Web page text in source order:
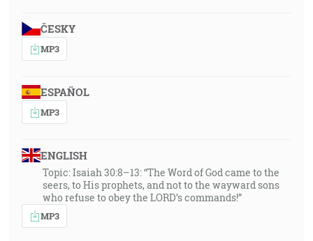
ČESKY
MP3
ESPAÑOL
MP3
ENGLISH
Topic: Isaiah 30:8–13: “The Word of God came to the
seers, to His prophets, and not to the wayward sons
who refuse to obey the LORD’s commands!”
MP3